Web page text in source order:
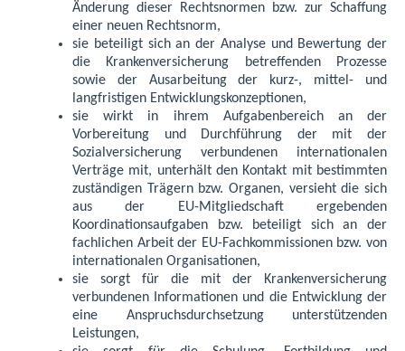
Änderung dieser Rechtsnormen bzw. zur Schaffung
einer neuen Rechtsnorm,
sie beteiligt sich an der Analyse und Bewertung der
die Krankenversicherung betreffenden Prozesse
sowie der Ausarbeitung der kurz-, mittel- und
langfristigen Entwicklungskonzeptionen,
sie wirkt in ihrem Aufgabenbereich an der
Vorbereitung und Durchführung der mit der
Sozialversicherung verbundenen internationalen
Verträge mit, unterhält den Kontakt mit bestimmten
zuständigen Trägern bzw. Organen, versieht die sich
aus der EU-Mitgliedschaft ergebenden
Koordinationsaufgaben bzw. beteiligt sich an der
fachlichen Arbeit der EU-Fachkommissionen bzw. von
internationalen Organisationen,
sie sorgt für die mit der Krankenversicherung
verbundenen Informationen und die Entwicklung der
eine Anspruchsdurchsetzung unterstützenden
Leistungen,